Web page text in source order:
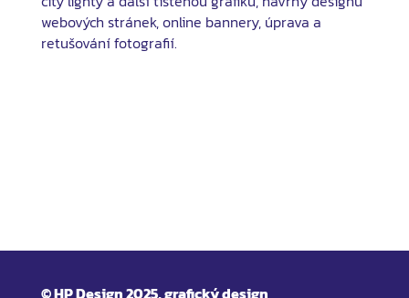
webových stránek, online bannery, úprava a
retušování fotografií.
©HP Design 2025, grafický design